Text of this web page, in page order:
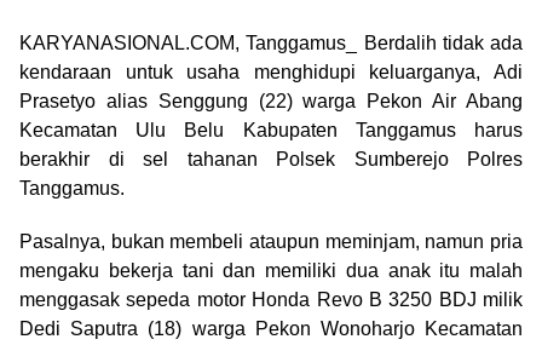
KARYANASIONAL.COM, Tanggamus_ Berdalih tidak ada
kendaraan untuk usaha menghidupi keluarganya, Adi
Prasetyo alias Senggung (22) warga Pekon Air Abang
Kecamatan Ulu Belu Kabupaten Tanggamus harus
berakhir di sel tahanan Polsek Sumberejo Polres
Tanggamus.
Pasalnya, bukan membeli ataupun meminjam, namun pria
mengaku bekerja tani dan memiliki dua anak itu malah
menggasak sepeda motor Honda Revo B 3250 BDJ milik
Dedi Saputra (18) warga Pekon Wonoharjo Kecamatan